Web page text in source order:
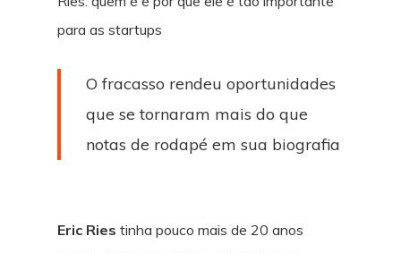
para as startups
O fracasso rendeu oportunidades
que se tornaram mais do que
notas de rodapé em sua biografia
Eric Ries tinha pouco mais de 20 anos